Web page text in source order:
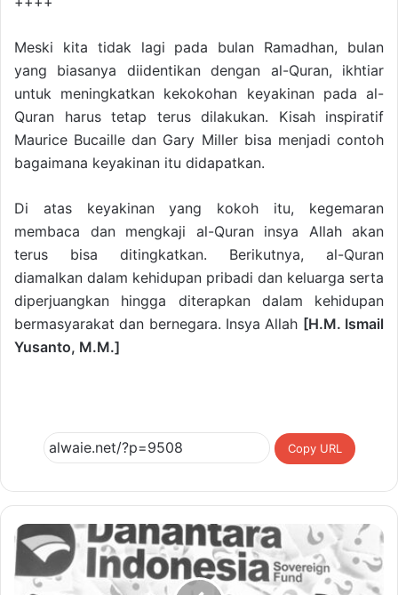
Meski kita tidak lagi pada bulan Rama­dhan, bulan
yang biasanya diidentikan dengan al-Quran, ikhtiar
untuk meningkatkan kekokohan keyakinan pada al-
Quran harus tetap terus dilakukan. Kisah inspiratif
Maurice Bucaille dan Gary Miller bisa menjadi contoh
bagaimana keyakinan itu didapatkan.
Di atas keyakinan yang kokoh itu, kegemaran
membaca dan mengkaji al-Quran insya Allah akan
terus bisa ditingkatkan. Berikutnya, al-Quran
diamalkan dalam kehidupan pribadi dan keluarga serta
diperjuangkan hingga diterapkan dalam kehidupan
bermasyarakat dan bernegara. Insya Allah [H.M. Ismail
Yusanto, M.M.]
Copy URL